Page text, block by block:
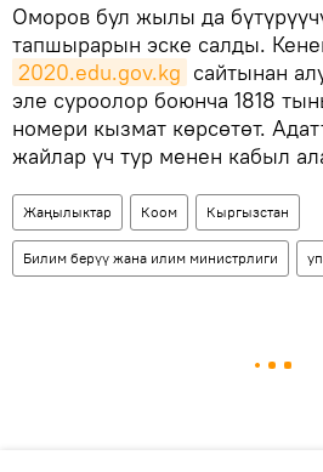
Оморов бул жылы да
тапшырарын эске салды.
2020.edu.gov.kg сайтынан
эле суроолор боюнча 1818
номери кызмат көрсөтөт.
жайлар үч тур менен кабыл
Жаңылыктар Коом Кыргызстан
Билим берүү жана илим министрлиги